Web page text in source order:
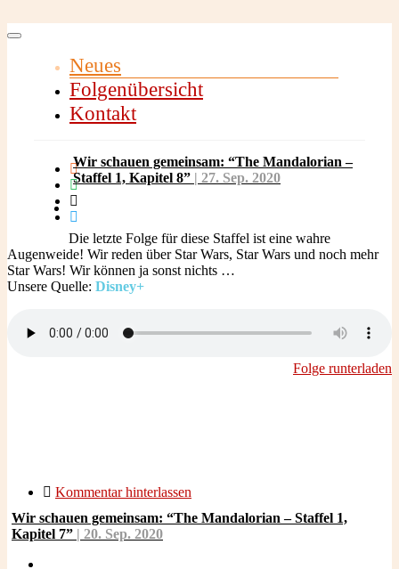
Navigation
Neues
Folgenübersicht
Kontakt
Wir schauen gemeinsam: “The Mandalorian –
Staffel 1, Kapitel 8” | 27. Sep. 2020
Die letzte Folge für diese Staffel ist eine wahre
Augenweide! Wir reden über Star Wars, Star Wars und noch mehr
Star Wars! Wir können ja sonst nichts …
Unsere Quelle: Disney+
Folge runterladen
Kommentar hinterlassen
Wir schauen gemeinsam: “The Mandalorian – Staffel 1,
Kapitel 7” | 20. Sep. 2020